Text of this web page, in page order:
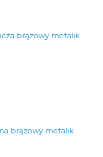
brązowy metalik
brązowy metalik